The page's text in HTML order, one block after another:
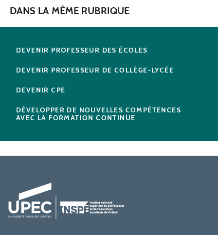
DANS LA MÊME RUBRIQUE
DEVENIR PROFESSEUR DES ÉCOLES
DEVENIR PROFESSEUR DE COLLÈGE-LYCÉE
DEVENIR CPE
DÉVELOPPER DE NOUVELLES COMPÉTENCES
AVEC LA FORMATION CONTINUE